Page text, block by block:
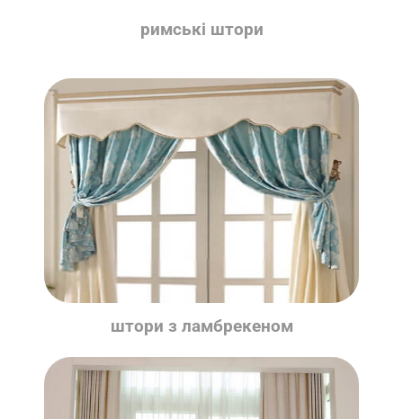
римські штори
штори з ламбрекеном